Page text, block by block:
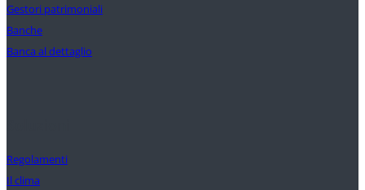
Gestori patrimoniali
Banche
Banca al dettaglio
Regolamenti
Il clima